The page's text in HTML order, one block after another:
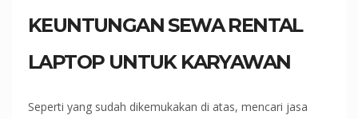
KEUNTUNGAN SEWA RENTAL
LAPTOP UNTUK KARYAWAN
Seperti yang sudah dikemukakan di atas, mencari jasa